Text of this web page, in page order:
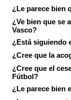
¿Le parece bien
¿Ve bien que se
Vasco?
¿Está siguiendo
¿Cree que la
¿Cree que el
Fútbol?
¿Le parece bien